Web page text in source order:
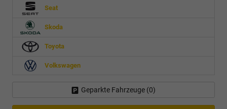
Seat
Skoda
Toyota
Volkswagen
Geparkte Fahrzeuge (0)